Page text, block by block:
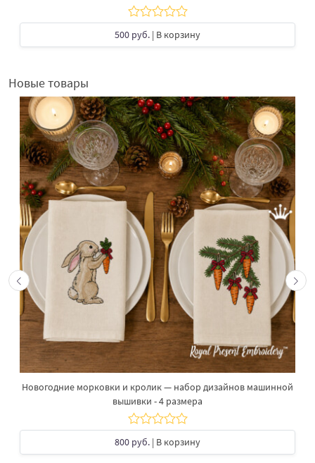
500 руб. | В корзину
Новые товары
Новогодние морковки и кролик — набор дизайнов машинной
вышивки - 4 размера
800 руб. | В корзину